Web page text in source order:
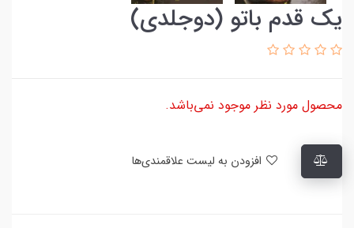
یک قدم باتو (دوجلدی)
محصول مورد نظر موجود نمی‌باشد.